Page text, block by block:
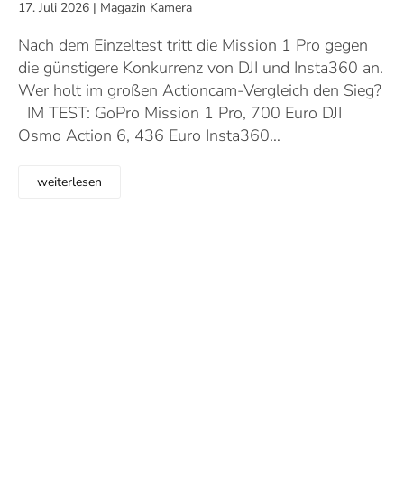
17. Juli 2026 | Magazin Kamera
Nach dem Einzeltest tritt die Mission 1 Pro gegen
die günstigere Konkurrenz von DJI und Insta360 an.
Wer holt im großen Actioncam-Vergleich den Sieg?
IM TEST: GoPro Mission 1 Pro, 700 Euro DJI
Osmo Action 6, 436 Euro Insta360…
weiterlesen